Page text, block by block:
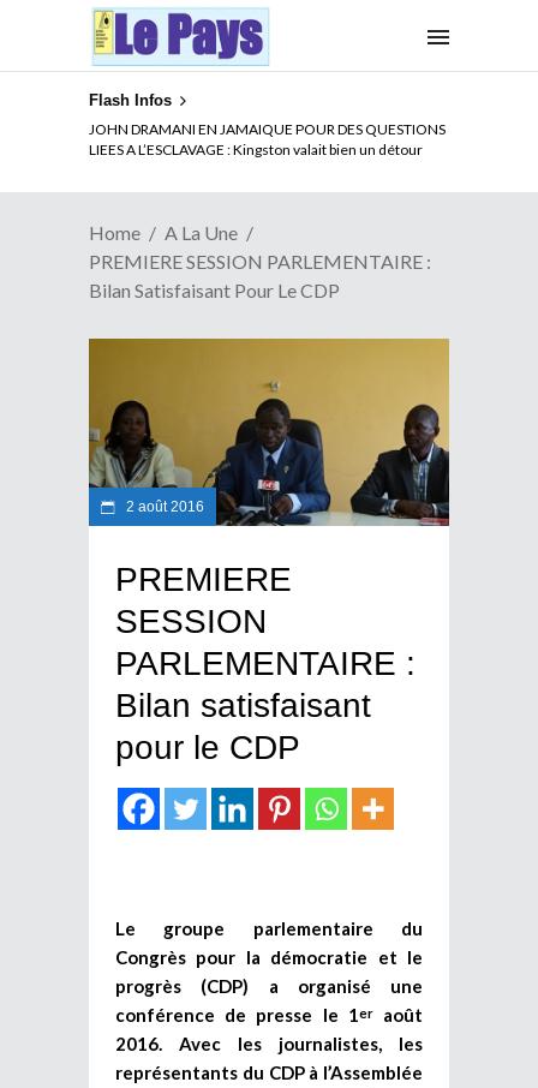
Flash Infos
JOHN DRAMANI EN JAMAIQUE POUR DES QUESTIONS
LIEES A L’ESCLAVAGE : Kingston valait bien un détour
ELECTION DE TALON A LA TETE DU SENAT BENINOIS :
Quand Patrice quitte le pouvoir sans partir !
Home
A La Une
PREMIERE SESSION PARLEMENTAIRE :
Bilan Satisfaisant Pour Le CDP
2 août 2016
PREMIERE
SESSION
PARLEMENTAIRE :
Bilan satisfaisant
pour le CDP
Le groupe parlementaire du
Congrès pour la démocratie et le
progrès (CDP) a organisé une
conférence de presse le 1eraoût
2016. Avec les journalistes, les
représentants du CDP à l’Assemblée